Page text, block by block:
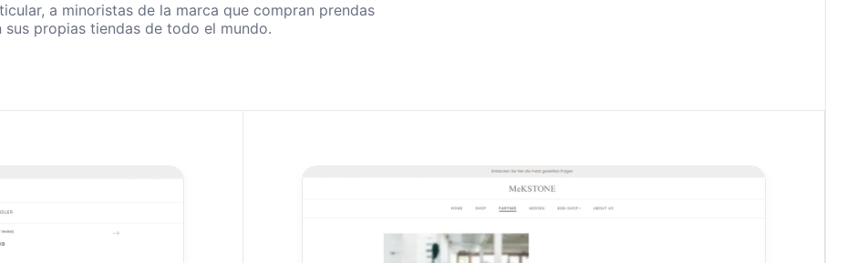
a minoristas de la marca que compran prendas
sus propias tiendas de todo el mundo.